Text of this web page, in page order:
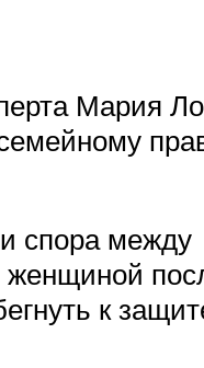
Мария
спора между
к